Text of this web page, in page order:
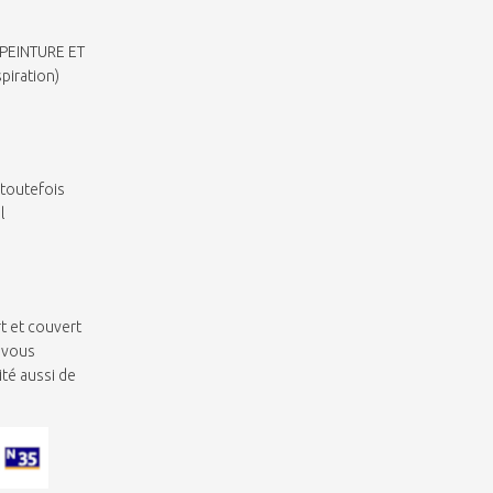
ET
toutefois
et couvert
aussi de